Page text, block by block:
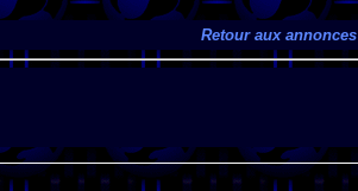
Retour aux annonces